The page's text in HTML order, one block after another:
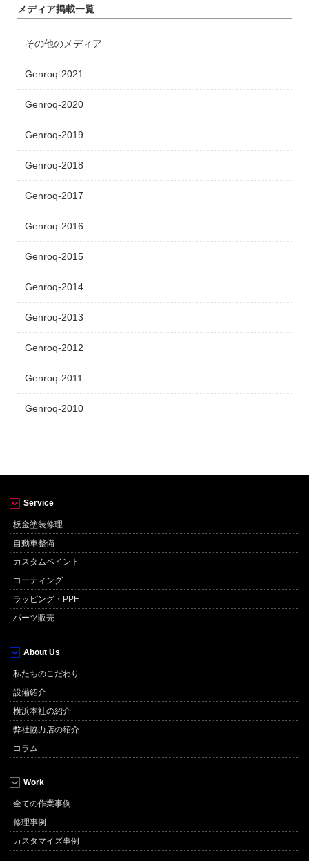
メディア掲載一覧
その他のメディア
Genroq-2021
Genroq-2020
Genroq-2019
Genroq-2018
Genroq-2017
Genroq-2016
Genroq-2015
Genroq-2014
Genroq-2013
Genroq-2012
Genroq-2011
Genroq-2010
Service
板金塗装修理
自動車整備
カスタムペイント
コーティング
ラッピング・PPF
パーツ販売
About Us
私たちのこだわり
設備紹介
横浜本社の紹介
弊社協力店の紹介
コラム
Work
全ての作業事例
修理事例
カスタマイズ事例